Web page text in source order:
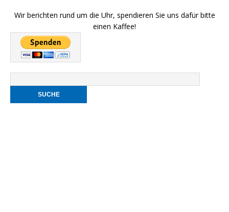
Wir berichten rund um die Uhr, spendieren Sie uns dafür bitte
einen Kaffee!